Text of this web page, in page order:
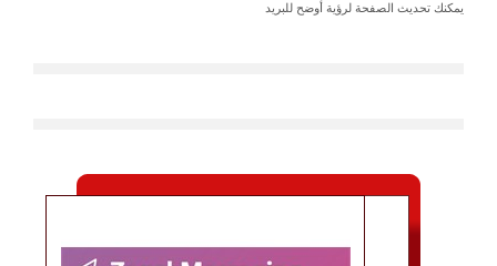
يمكنك تحديث الصفحة لرؤية أوضح للبريد